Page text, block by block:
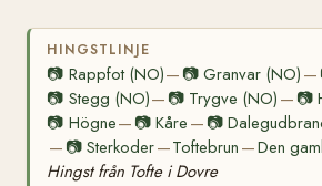
HINGSTLINJE
📷 Rappfot (NO)— 📷Granvar (NO) —
📷 Stegg (NO)— 📷 Trygve (NO) — 📷
📷 Högne— 📷Kåre — 📷
— 📷Sterkoder—Toftebrun —Den
Hingst från Tofte i Dovre